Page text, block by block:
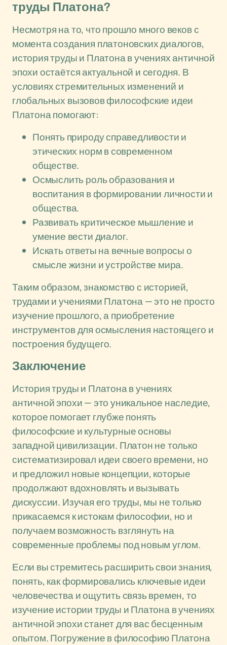
труды Платона?
Несмотря на то, что прошло много веков с
момента создания платоновских диалогов,
история труды и Платона в учениях античной
эпохи остаётся актуальной и сегодня. В
условиях стремительных изменений и
глобальных вызовов философские идеи
Платона помогают:
Понять природу справедливости и
этических норм в современном
обществе.
Осмыслить роль образования и
воспитания в формировании личности и
общества.
Развивать критическое мышление и
умение вести диалог.
Искать ответы на вечные вопросы о
смысле жизни и устройстве мира.
Таким образом, знакомство с историей,
трудами и учениями Платона — это не просто
изучение прошлого, а приобретение
инструментов для осмысления настоящего и
построения будущего.
Заключение
История труды и Платона в учениях
античной эпохи — это уникальное наследие,
которое помогает глубже понять
философские и культурные основы
западной цивилизации. Платон не только
систематизировал идеи своего времени, но
и предложил новые концепции, которые
продолжают вдохновлять и вызывать
дискуссии. Изучая его труды, мы не только
прикасаемся к истокам философии, но и
получаем возможность взглянуть на
современные проблемы под новым углом.
Если вы стремитесь расширить свои знания,
понять, как формировались ключевые идеи
человечества и ощутить связь времен, то
изучение истории труды и Платона в учениях
античной эпохи станет для вас бесценным
опытом. Погружение в философию Платона